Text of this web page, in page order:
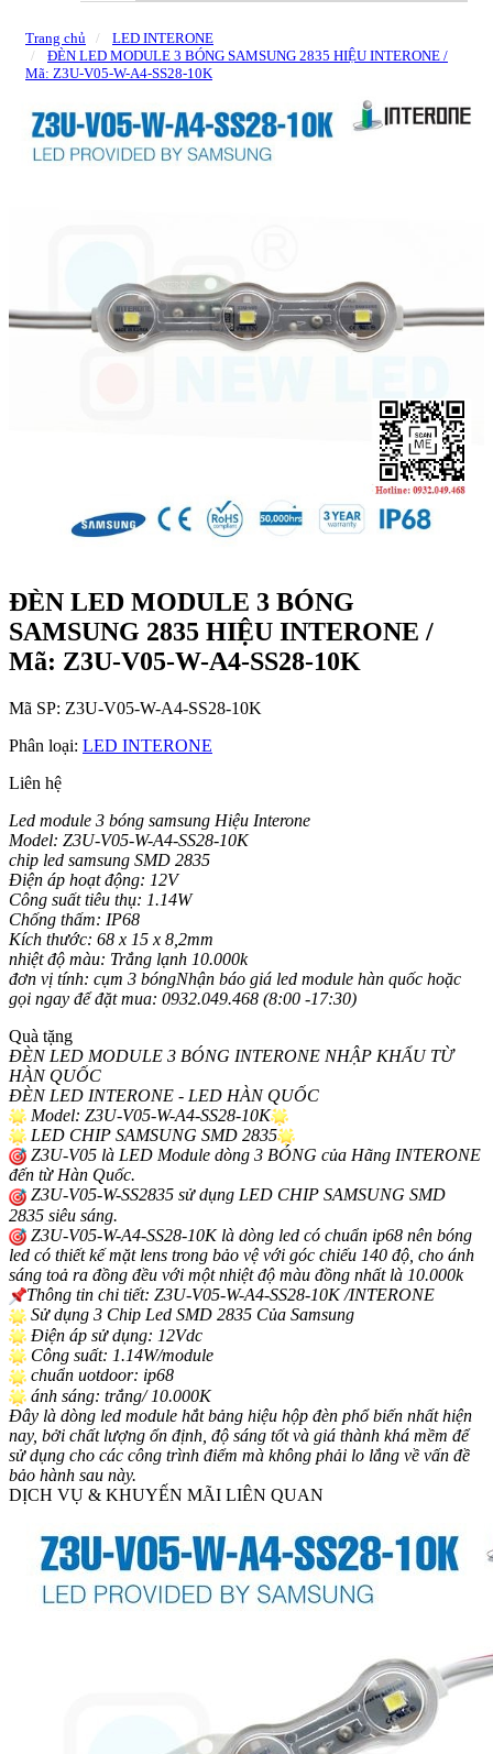
Trang chủ
LED INTERONE
ĐÈN LED MODULE 3 BÓNG SAMSUNG 2835 HIỆU INTERONE /
Mã: Z3U-V05-W-A4-SS28-10K
ĐÈN LED MODULE 3 BÓNG
SAMSUNG 2835 HIỆU INTERONE /
Mã: Z3U-V05-W-A4-SS28-10K
Mã SP: Z3U-V05-W-A4-SS28-10K
Phân loại: LED INTERONE
Liên hệ
Led module 3 bóng samsung Hiệu Interone
Model: Z3U-V05-W-A4-SS28-10K
chip led samsung SMD 2835
Điện áp hoạt động: 12V
Công suất tiêu thụ: 1.14W
Chống thấm: IP68
Kích thước: 68 x 15 x 8,2mm
nhiệt độ màu: Trắng lạnh 10.000k
đơn vị tính: cụm 3 bóngNhận báo giá led module hàn quốc hoặc
gọi ngay để đặt mua: 0932.049.468 (8:00 -17:30)
Quà tặng
ĐÈN LED MODULE 3 BÓNG INTERONE NHẬP KHẨU TỪ
HÀN QUỐC
ĐÈN LED INTERONE - LED HÀN QUỐC
Model: Z3U-V05-W-A4-SS28-10K
LED CHIP SAMSUNG SMD 2835
Z3U-V05 là LED Module dòng 3 BÓNG của Hãng INTERONE
đến từ Hàn Quốc.
Z3U-V05-W-SS2835 sử dụng LED CHIP SAMSUNG SMD
2835 siêu sáng.
Z3U-V05-W-A4-SS28-10K là dòng led có chuẩn ip68 nên bóng
led có thiết kế mặt lens trong bảo vệ với góc chiếu 140 độ, cho ánh
sáng toả ra đồng đều với một nhiệt độ màu đồng nhất là 10.000k
Thông tin chi tiết: Z3U-V05-W-A4-SS28-10K /INTERONE
Sử dụng 3 Chip Led SMD 2835 Của Samsung
Điện áp sử dụng: 12Vdc
Công suất: 1.14W/module
chuẩn uotdoor: ip68
ánh sáng: trắng/ 10.000K
Đây là dòng led module hắt bảng hiệu hộp đèn phổ biến nhất hiện
nay, bởi chất lượng ổn định, độ sáng tốt và giá thành khá mềm để
sử dụng cho các công trình điểm mà không phải lo lắng về vấn đề
bảo hành sau này.
DỊCH VỤ & KHUYẾN MÃI LIÊN QUAN